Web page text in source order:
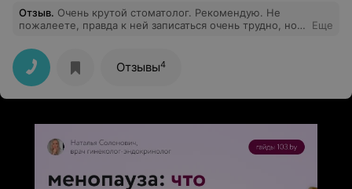
Отзыв. Очень крутой стоматолог. Рекомендую. Не
пожалеете, правда к ней записаться очень трудно, но
Еще
Отзывы4